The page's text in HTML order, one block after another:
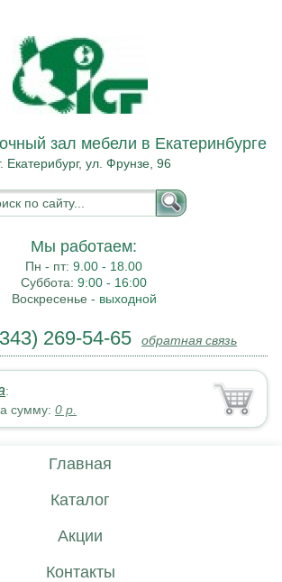
зал мебели в Екатеринбурге
Екатерибург, ул. Фрунзе, 96
Мы работаем:
Пн - пт:9.00 - 18.00
Суббота:9:00 - 16:00
Воскресенье - выходной
269-54-65 обратная связь
:
сумму:0 р.
Главная
Каталог
Акции
Контакты